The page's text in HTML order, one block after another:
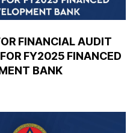
FINANCIAL AUDIT
FY2025 FINANCED
BANK